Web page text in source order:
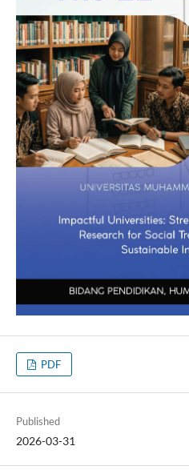
PDF
Published
2026-03-31